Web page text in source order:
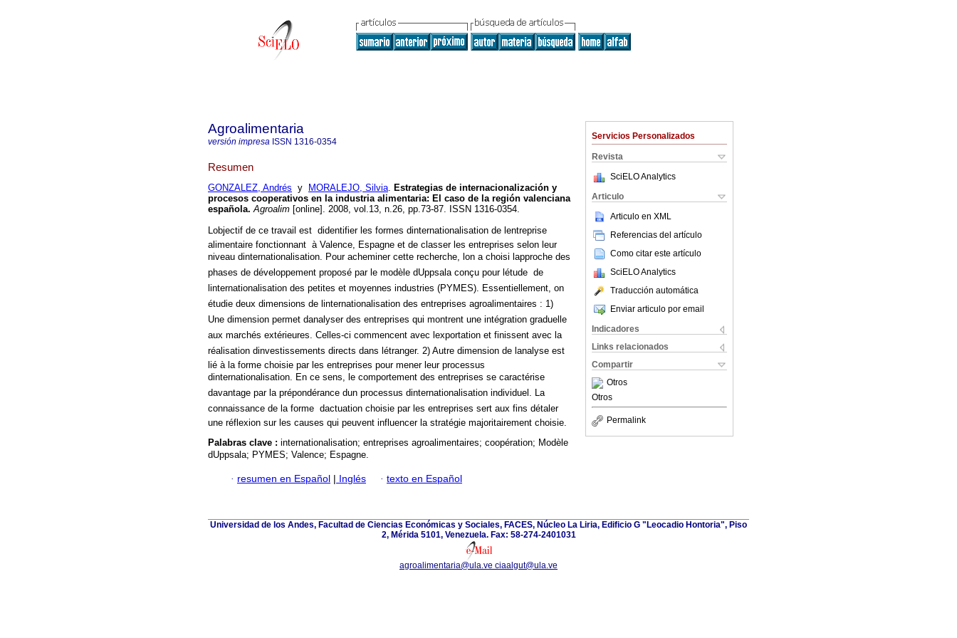
Servicios Personalizados
Revista
SciELO Analytics
Articulo
Articulo en XML
Referencias del artículo
Como citar este artículo
SciELO Analytics
Traducción automática
Enviar articulo por email
Indicadores
Links relacionados
Compartir
Otros
Otros
Permalink
Agroalimentaria
versión impresa ISSN 1316-0354
Resumen
GONZALEZ, Andrés y MORALEJO, Silvia. Estrategias de internacionalización y
procesos cooperativos en la industria alimentaria: El caso de la región valenciana
española. Agroalim [online]. 2008, vol.13, n.26, pp.73-87. ISSN 1316-0354.
Lobjectif de ce travail est didentifier les formes dinternationalisation de lentreprise
alimentaire fonctionnant à Valence, Espagne et de classer les entreprises selon leur
niveau dinternationalisation. Pour acheminer cette recherche, lon a choisi lapproche des
phases de développement proposé par le modèle dUppsala conçu pour létude de
linternationalisation des petites et moyennes industries (PYMES). Essentiellement, on
étudie deux dimensions de linternationalisation des entreprises agroalimentaires : 1)
Une dimension permet danalyser des entreprises qui montrent une intégration graduelle
aux marchés extérieures. Celles-ci commencent avec lexportation et finissent avec la
réalisation dinvestissements directs dans létranger. 2) Autre dimension de lanalyse est
lié à la forme choisie par les entreprises pour mener leur processus
dinternationalisation. En ce sens, le comportement des entreprises se caractérise
davantage par la prépondérance dun processus dinternationalisation individuel. La
connaissance de la forme dactuation choisie par les entreprises sert aux fins détaler
une réflexion sur les causes qui peuvent influencer la stratégie majoritairement choisie.
Palabras clave : internationalisation; entreprises agroalimentaires; coopération; Modèle
dUppsala; PYMES; Valence; Espagne.
· resumen en Español | Inglés · texto en Español
Universidad de los Andes, Facultad de Ciencias Económicas y Sociales, FACES, Núcleo La Liria, Edificio G "Leocadio Hontoria", Piso
2, Mérida 5101, Venezuela. Fax: 58-274-2401031
agroalimentaria@ula.ve ciaalgut@ula.ve